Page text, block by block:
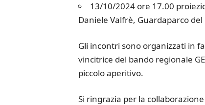
13/10/2024 ore 17.00
Daniele Valfrè, Guardaparco
Gli incontri sono organizzati in
vincitrice del bando regionale
piccolo aperitivo.
Si ringrazia per la collaborazione